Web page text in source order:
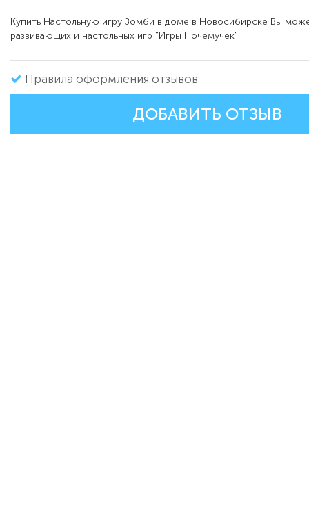
Купить Настольную игру Зомби в доме в Новосибирске Вы
развивающих и настольных игр "Игры Почемучек"
Правила оформления отзывов
ДОБАВИТЬ ОТЗЫВ